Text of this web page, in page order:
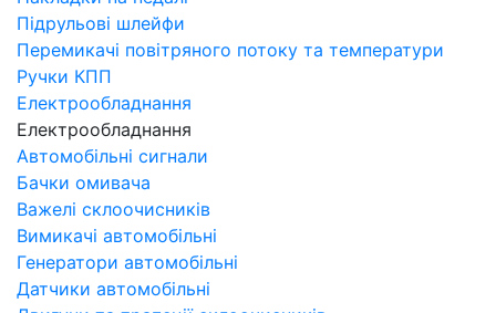
Підрульові шлейфи
Перемикачі повітряного потоку та температури
Ручки КПП
Електрообладнання
Електрообладнання
Автомобільні сигнали
Бачки омивача
Важелі склоочисників
Вимикачі автомобільні
Генератори автомобільні
Датчики автомобільні